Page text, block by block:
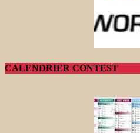
CALENDRIER CONTEST